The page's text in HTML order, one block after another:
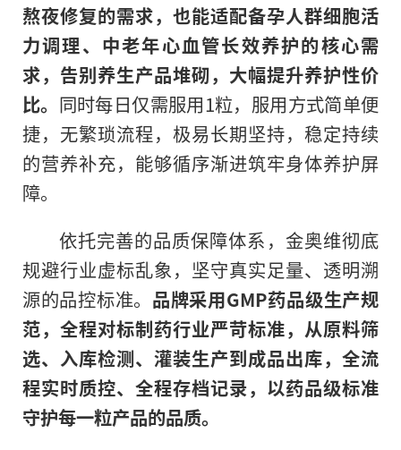
熬夜修复的需求，也能适配备孕人群细胞活
力调理、中老年心血管长效养护的核心需
求，告别养生产品堆砌，大幅提升养护性价
比。 同时每日仅需服用1粒，服用方式简单便
捷，无繁琐流程，极易长期坚持，稳定持续
的营养补充，能够循序渐进筑牢身体养护屏
障。
依托完善的品质保障体系，金奥维彻底
规避行业虚标乱象，坚守真实足量、透明溯
源的品控标准。 品牌采用GMP药品级生产规
范，全程对标制药行业严苛标准，从原料筛
选、入库检测、灌装生产到成品出库，全流
程实时质控、全程存档记录，以药品级标准
守护每一粒产品的品质。